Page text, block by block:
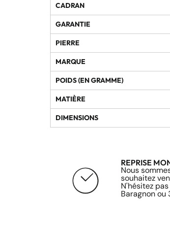
CADRAN
GARANTIE
PIERRE
MARQUE
POIDS (EN GRAMME)
MATIÈRE
DIMENSIONS
REPRISE
Nous
souhaitez
N'hésitez
Baragnon ou